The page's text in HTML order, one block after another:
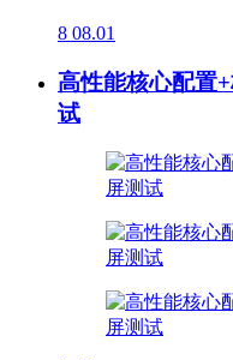
8 08.01
高性能核心配置
试